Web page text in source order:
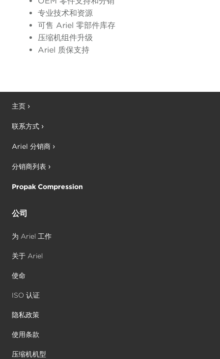
专业技术和资源
可售 Ariel 零部件库存
压缩机组件升级
Ariel 质保支持
主页
联系方式
Ariel 分销商
分销商列表
Propak Compression
公司
为 Ariel 工作
关于 Ariel
使命
ISO 认证
隐私政策
使用条款
压缩机机型